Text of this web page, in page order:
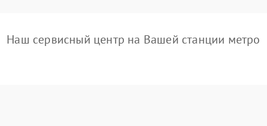
Наш сервисный центр на Вашей станции метро